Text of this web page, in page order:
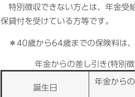
特別徴収できない方とは、年金受
保貸付を受けている方等です。
＊40歳から64歳までの保険料は、
年金からの差し引き(特別
誕生日
年金から